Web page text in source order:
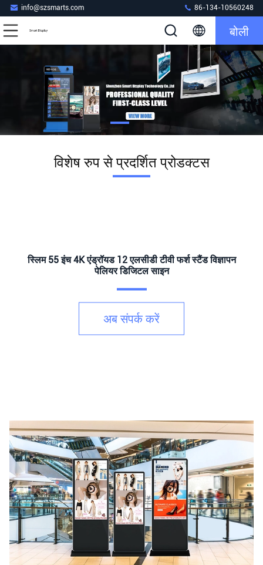
info@szsmarts.com 86-134-10560248
बोली
विशेष रुप से प्रदर्शित प्रोडक्टस
स्लिम 55 इंच 4K एंड्रॉयड 12 एलसीडी टीवी फर्श स्टैंड विज्ञापन
पेलियर डिजिटल साइन
अब संपर्क करें